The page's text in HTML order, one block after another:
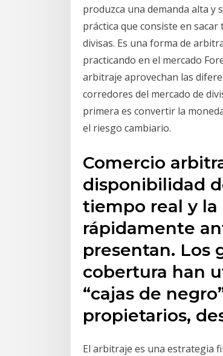
produzca una demanda alta y
práctica que consiste en
divisas. Es una forma de
practicando en el mercado
arbitraje aprovechan las
corredores del mercado de
primera es convertir la
el riesgo cambiario.
Comercio
disponibilidad
tiempo real y la
rápidamente
presentan. Los
cobertura han
“cajas de
propietarios,
El arbitraje es una estrategia